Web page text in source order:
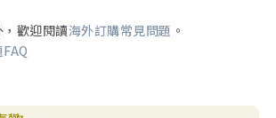
歡迎閱讀海外訂購常見問題 。